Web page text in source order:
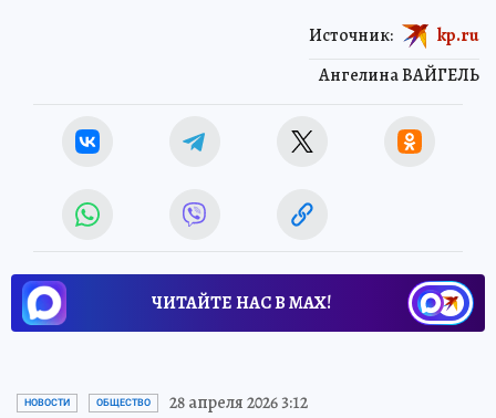
Ангелина ВАЙГЕЛЬ
Источник: kp.ru
ЧИТАЙТЕ НАС В МАХ!
НОВОСТИ ОБЩЕСТВО 28 апреля 2026 3:12